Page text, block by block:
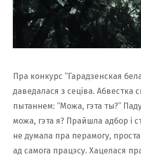
Пра конкурс “Гарадзенская
даведалася з сеціва. Абвестка
пытаннем: “Можа, гэта ты?”
можа, гэта я? Прайшла адбор і
не думала пра перамогу,
ад самога працэсу. Хацелася